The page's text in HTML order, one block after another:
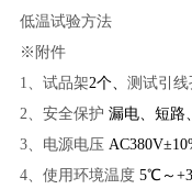
低温试验方法
※ 附件
1、 试品架2个、 测试引线
2、 安全保护 漏电、短路
3、 电源电压
4、 使用环境温度5℃～